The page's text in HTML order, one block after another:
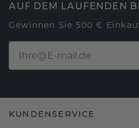
AUF DEM LAUFENDEN
Gewinnen Sie 500 €
KUNDENSERVICE